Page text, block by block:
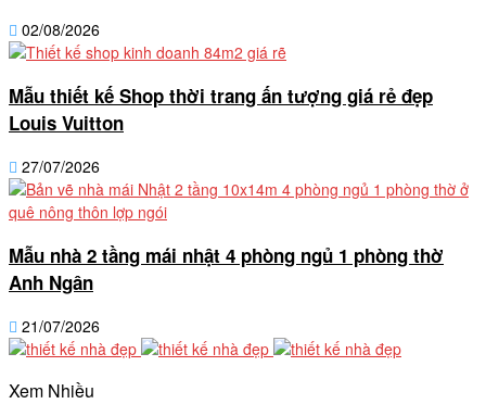
02/08/2026
Mẫu thiết kế Shop thời trang ấn tượng giá rẻ đẹp
Louis Vuitton
27/07/2026
Mẫu nhà 2 tầng mái nhật 4 phòng ngủ 1 phòng thờ
Anh Ngân
21/07/2026
Xem Nhiều